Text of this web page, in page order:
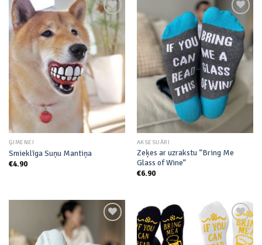
Add to
wishlist
ĢIMENEI
Smieklīga Suņu Mantiņa
€4.90
Add to
wishlist
AKSESUĀRI
Zeķes ar uzrakstu “Bring Me
Glass of Wine”
€6.90